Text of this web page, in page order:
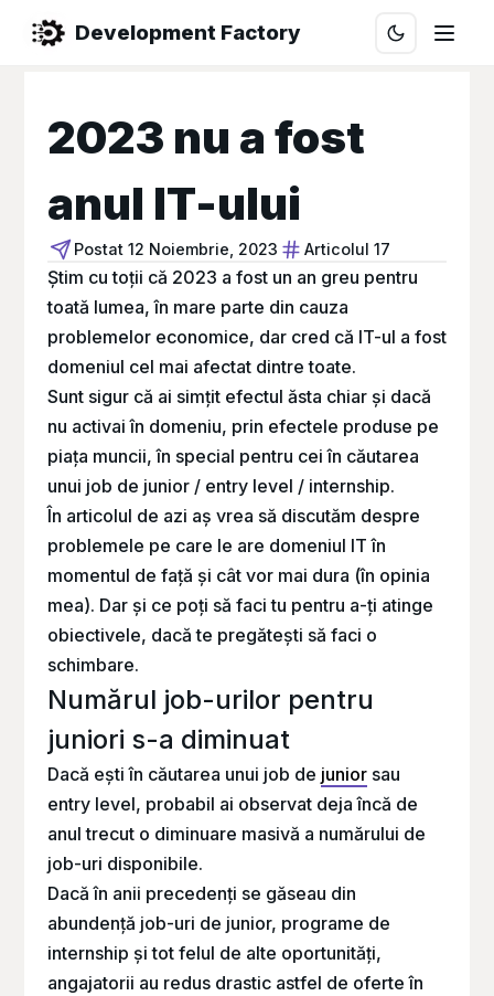
Development Factory
2023 nu a fost
anul IT-ului
Postat 12 Noiembrie, 2023 Articolul 17
Știm cu toții că 2023 a fost un an greu pentru
toată lumea, în mare parte din cauza
problemelor economice, dar cred că IT-ul a fost
domeniul cel mai afectat dintre toate.
Sunt sigur că ai simțit efectul ăsta chiar și dacă
nu activai în domeniu, prin efectele produse pe
piața muncii, în special pentru cei în căutarea
unui job de junior / entry level / internship.
În articolul de azi aș vrea să discutăm despre
problemele pe care le are domeniul IT în
momentul de față și cât vor mai dura (în opinia
mea). Dar și ce poți să faci tu pentru a-ți atinge
obiectivele, dacă te pregătești să faci o
schimbare.
Numărul job-urilor pentru
juniori s-a diminuat
Dacă ești în căutarea unui job de juniorsau
entry level, probabil ai observat deja încă de
anul trecut o diminuare masivă a numărului de
job-uri disponibile.
Dacă în anii precedenți se găseau din
abundență job-uri de junior, programe de
internship și tot felul de alte oportunități,
angajatorii au redus drastic astfel de oferte în